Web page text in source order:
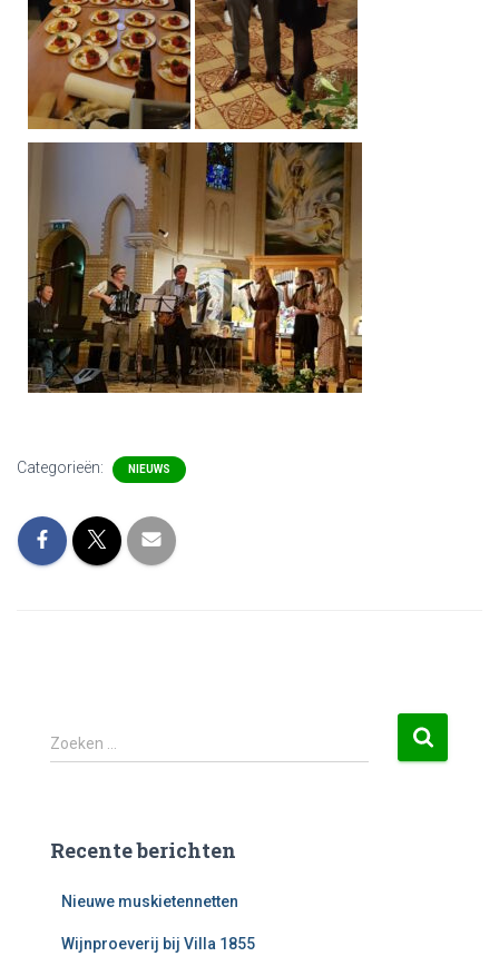
Categorieën: NIEUWS
Zoeken …
Recente berichten
Nieuwe muskietennetten
Wijnproeverij bij Villa 1855